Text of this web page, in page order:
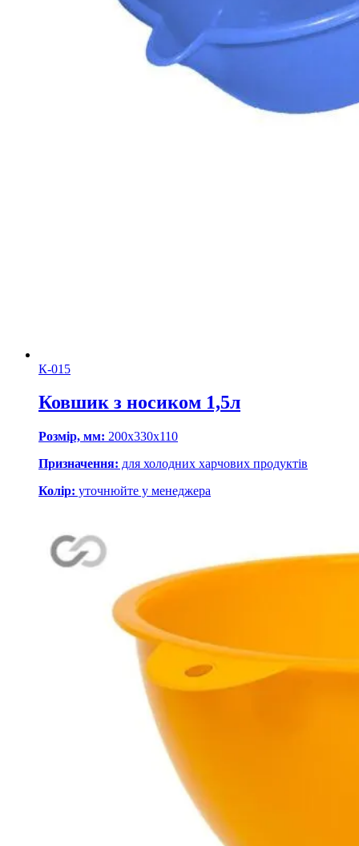
К-015
Ковшик з носиком 1,5л
Розмір, мм: 200х330х110
Призначення: для холодних харчових продуктів
Колір: уточнюйте у менеджера